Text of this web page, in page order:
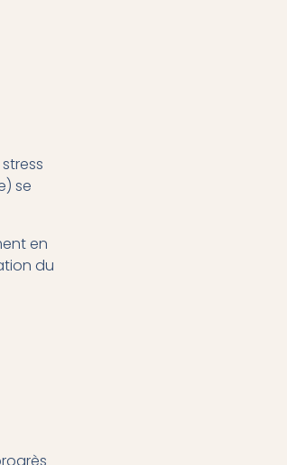
se
en
du